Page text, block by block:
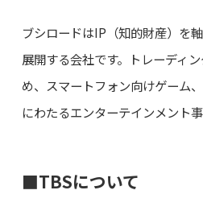
ブシロードはIP（知的財産）を
展開する会社です。トレーディ
め、スマートフォン向けゲーム
にわたるエンターテインメント事
■TBSについて